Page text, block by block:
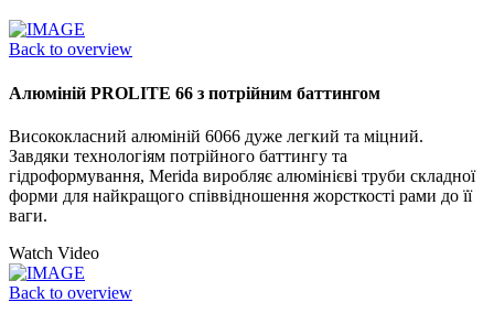
Back to overview
Алюміній PROLITE 66 з потрійним баттингом
Висококласний алюміній 6066 дуже легкий та міцний.
Завдяки технологіям потрійного баттингу та
гідроформування, Merida виробляє алюмінієві труби складної
форми для найкращого співвідношення жорсткості рами до її
ваги.
Watch Video
Back to overview